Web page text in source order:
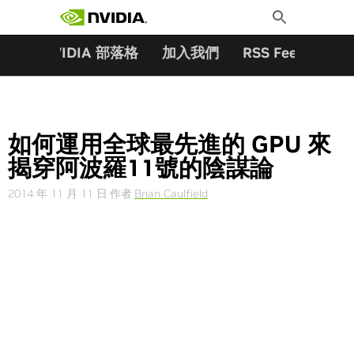
Toggle
Search
NVIDIA 部落格 加入我們 RSS Feeds
如何運用全球最先進的 GPU 來
揭穿阿波羅11號的陰謀論
2014 年 11 月 11 日 作者 Brian Caulfield